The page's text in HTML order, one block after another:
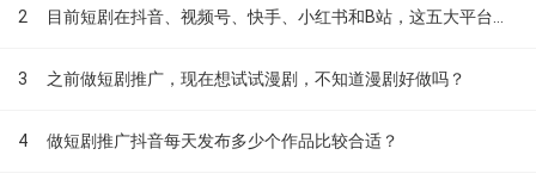
2
3 之前做短剧推广，现在想试试漫剧，不知道漫剧好做吗？
4 做短剧推广抖音每天发布多少个作品比较合适？